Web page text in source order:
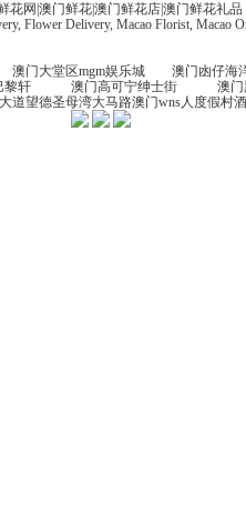
花网|澳门鲜花|澳门鲜花店|澳门鲜花礼
Flower Delivery, Macao Florist, Macao
门大堂区mgm娱乐城 澳门凼仔海
轩 澳门高可宁绅士街 澳门黑
望德圣母湾大马路澳门wns人度假村酒